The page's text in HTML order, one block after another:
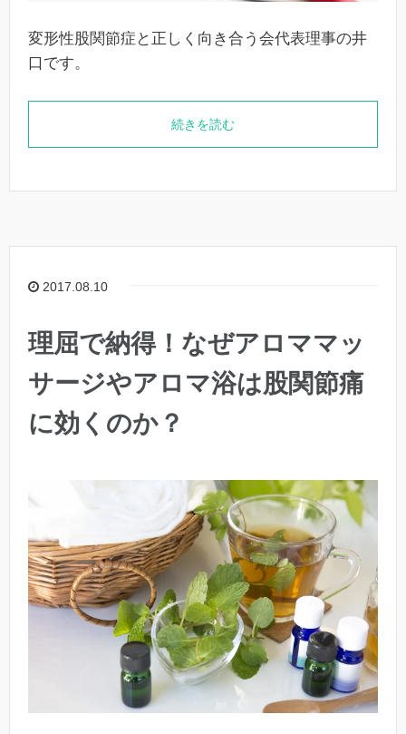
変形性股関節症と正しく向き合う会代表理事の井
口です。
続きを読む
2017.08.10
理屈で納得！なぜアロママッ
サージやアロマ浴は股関節痛
に効くのか？